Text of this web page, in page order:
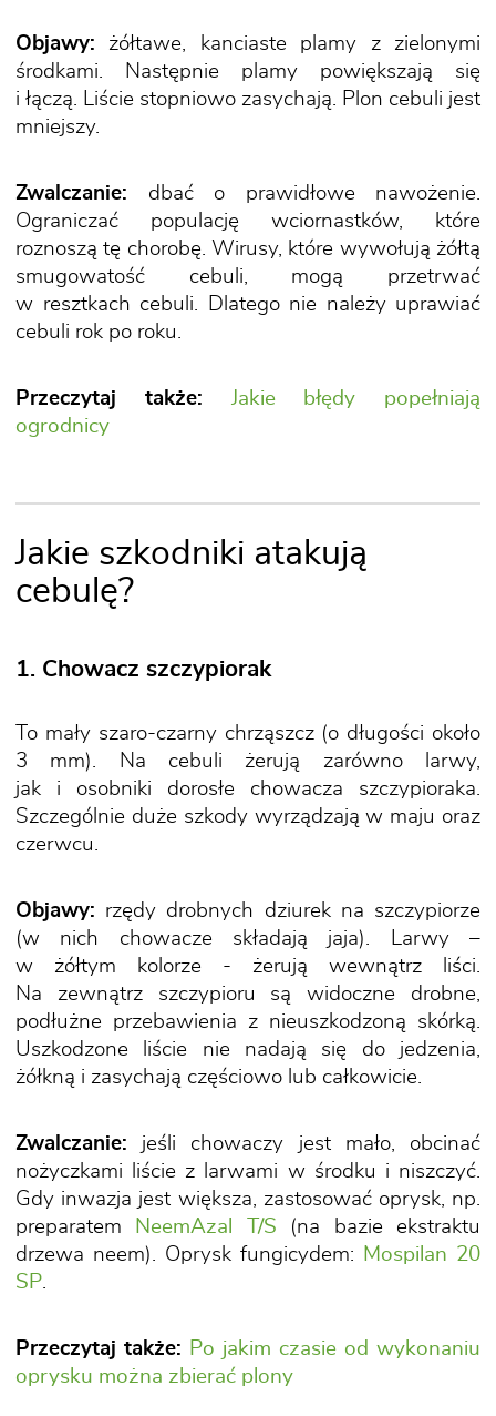
Objawy: żółtawe, kanciaste plamy z zielonymi
środkami. Następnie plamy powiększają się
i łączą. Liście stopniowo zasychają. Plon cebuli jest
mniejszy.
Zwalczanie: dbać o prawidłowe nawożenie.
Ograniczać populację wciornastków, które
roznoszą tę chorobę. Wirusy, które wywołują żółtą
smugowatość cebuli, mogą przetrwać
w resztkach cebuli. Dlatego nie należy uprawiać
cebuli rok po roku.
Przeczytaj także:
Jakie błędy popełniają
ogrodnicy
Jakie szkodniki atakują
cebulę?
1. Chowacz szczypiorak
To mały szaro-czarny chrząszcz (o długości około
3 mm). Na cebuli żerują zarówno larwy,
jak i osobniki dorosłe chowacza szczypioraka.
Szczególnie duże szkody wyrządzają w maju oraz
czerwcu.
Objawy: rzędy drobnych dziurek na szczypiorze
(w nich chowacze składają jaja). Larwy –
w żółtym kolorze - żerują wewnątrz liści.
Na zewnątrz szczypioru są widoczne drobne,
podłużne przebawienia z nieuszkodzoną skórką.
Uszkodzone liście nie nadają się do jedzenia,
żółkną i zasychają częściowo lub całkowicie.
Zwalczanie: jeśli chowaczy jest mało, obcinać
nożyczkami liście z larwami w środku i niszczyć.
Gdy inwazja jest większa, zastosować oprysk, np.
preparatem
NeemAzal T/S (na bazie ekstraktu
drzewa neem). Oprysk fungicydem:
Mospilan 20
SP.
Przeczytaj także: Po jakim czasie od wykonaniu
oprysku można zbierać plony